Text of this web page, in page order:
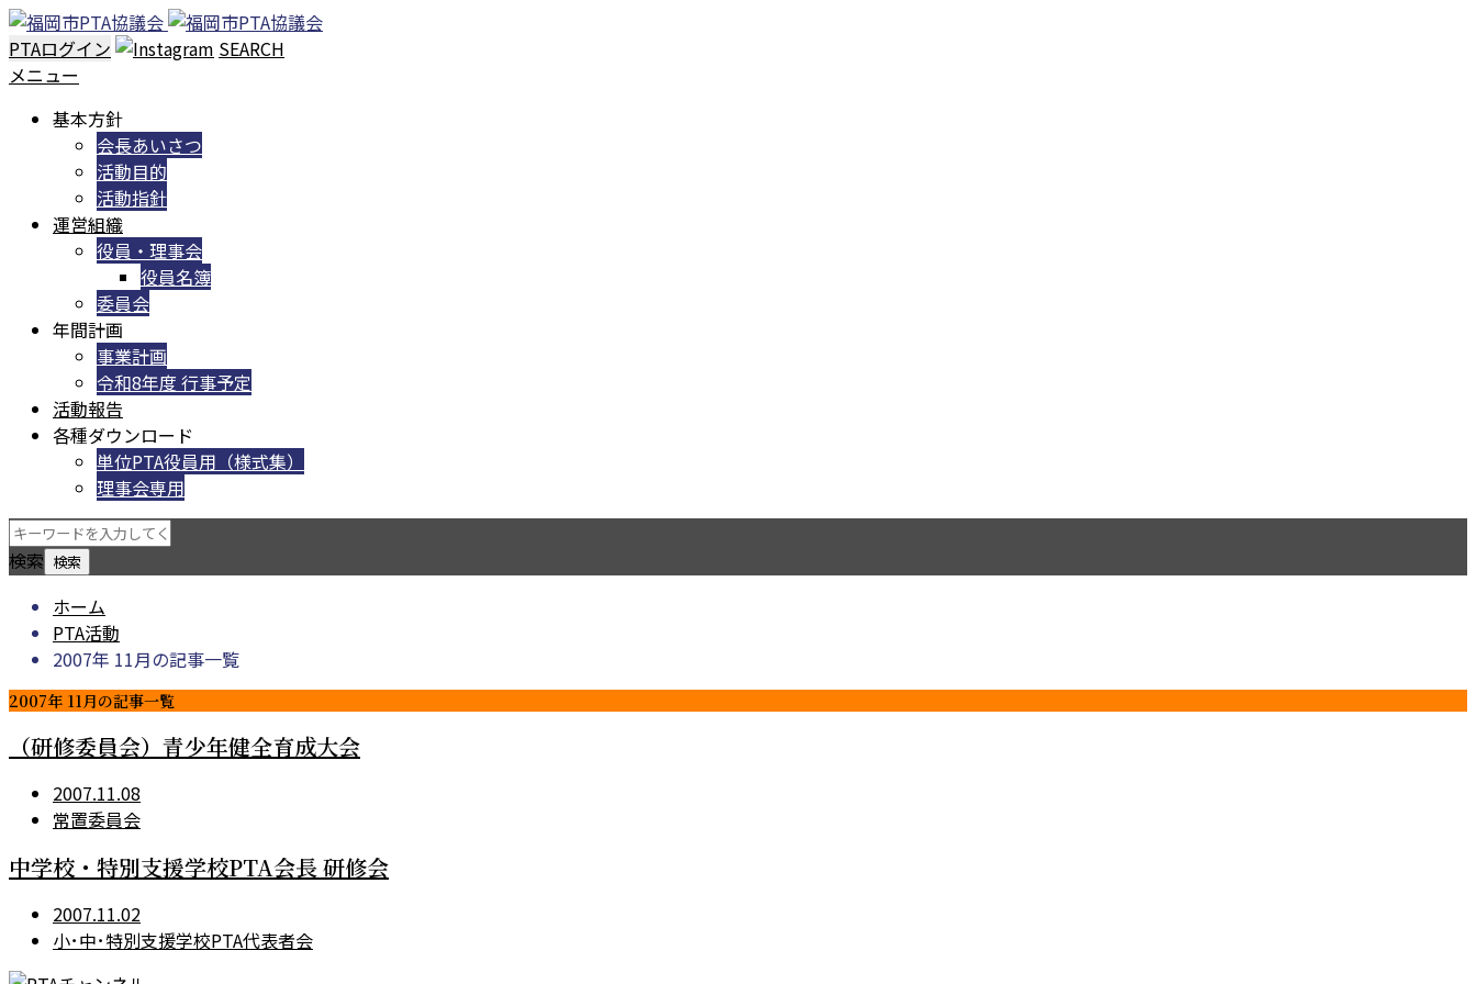
PTAログイン
SEARCH
メニュー
基本方針
会長あいさつ
活動目的
活動指針
運営組織
役員・理事会
役員名簿
委員会
年間計画
事業計画
令和8年度 行事予定
活動報告
各種ダウンロード
単位PTA役員用（様式集）
理事会専用
検索
ホーム
PTA活動
2007年 11月の記事一覧
2007年 11月の記事一覧
（研修委員会）青少年健全育成大会
2007.11.08
常置委員会
中学校・特別支援学校PTA会長 研修会
2007.11.02
小･中･特別支援学校PTA代表者会